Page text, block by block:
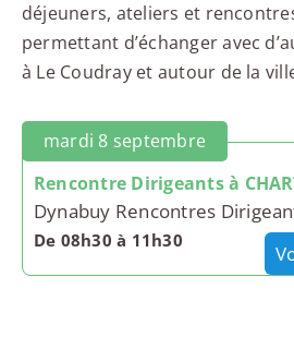
déjeuners, ateliers et
permettant d’échanger avec
à Le Coudray et autour de la
mardi 8 septembre
Rencontre Dirigeants à
Dynabuy Rencontres
De 08h30 à 11h30